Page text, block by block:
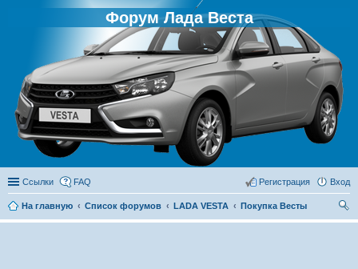
Форум Лада Веста
Ссылки FAQ Вход
Регистрация
На главную Список форумов LADA VESTA
Покупка Весты
ои